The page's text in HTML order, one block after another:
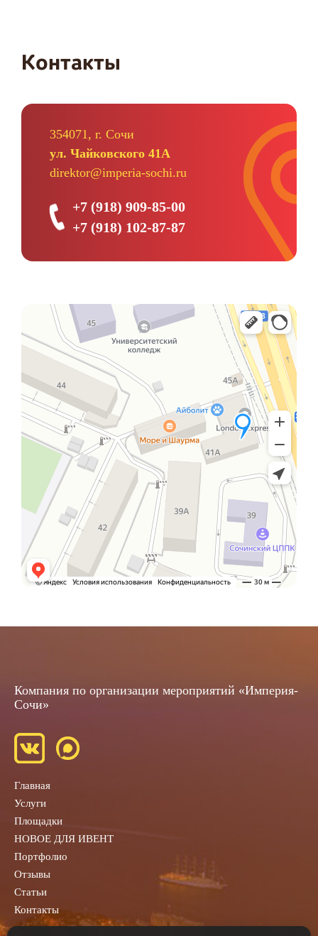
Контакты
354071, г. Сочи
ул. Чайковского 41А
direktor@imperia-sochi.ru
+7 (918) 909-85-00
+7 (918) 102-87-87
Компания по организации мероприятий «Империя-
Сочи»
Главная
Услуги
Площадки
НОВОЕ ДЛЯ ИВЕНТ
Портфолио
Отзывы
Статьи
Контакты